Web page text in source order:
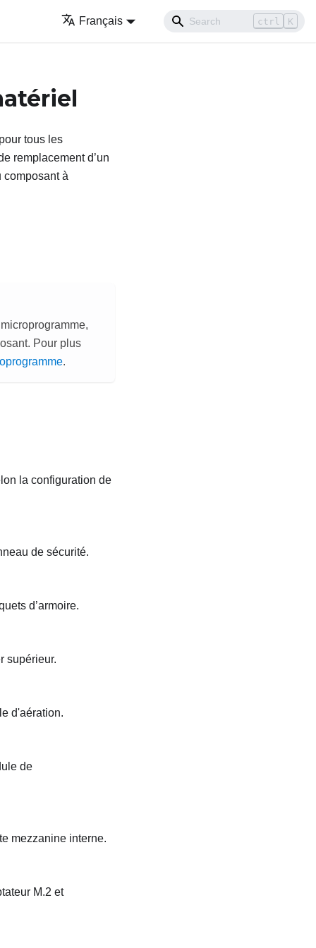
Français ctrl K
tous les
remplacement d’un
composant à
Pour plus
.
la configuration de
de sécurité.
d’armoire.
supérieur.
d'aération.
de
mezzanine interne.
M.2 et